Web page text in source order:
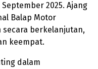
2025. Ajang
Balap Motor
berkelanjutan,
keempat.
dalam